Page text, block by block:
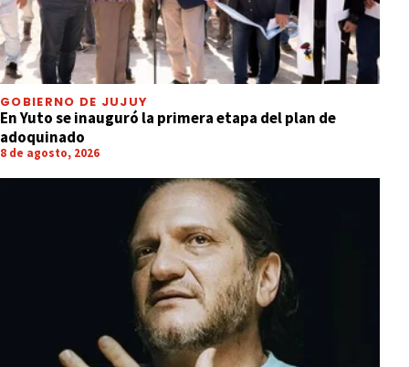
GOBIERNO DE JUJUY
En Yuto se inauguró la primera etapa del plan de
adoquinado
8 de agosto, 2026